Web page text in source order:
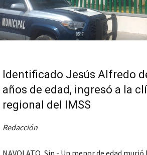
Identificado Jesús Alfredo
años de edad, ingresó a la
regional del IMSS
Redacción